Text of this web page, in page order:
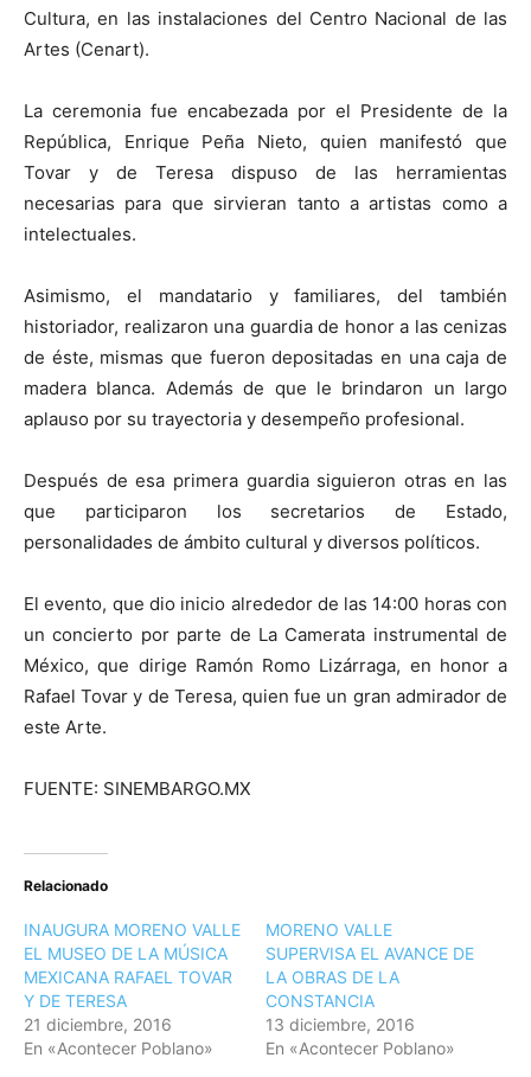
Cultura, en las instalaciones del Centro Nacional de las
Artes (Cenart).
La ceremonia fue encabezada por el Presidente de la
República, Enrique Peña Nieto, quien manifestó que
Tovar y de Teresa dispuso de las herramientas
necesarias para que sirvieran tanto a artistas como a
intelectuales.
Asimismo, el mandatario y familiares, del también
historiador, realizaron una guardia de honor a las cenizas
de éste, mismas que fueron depositadas en una caja de
madera blanca. Además de que le brindaron un largo
aplauso por su trayectoria y desempeño profesional.
Después de esa primera guardia siguieron otras en las
que participaron los secretarios de Estado,
personalidades de ámbito cultural y diversos políticos.
El evento, que dio inicio alrededor de las 14:00 horas con
un concierto por parte de La Camerata instrumental de
México, que dirige Ramón Romo Lizárraga, en honor a
Rafael Tovar y de Teresa, quien fue un gran admirador de
este Arte.
FUENTE: SINEMBARGO.MX
Relacionado
INAUGURA MORENO VALLE
EL MUSEO DE LA MÚSICA
MEXICANA RAFAEL TOVAR
Y DE TERESA
21 diciembre, 2016
En «Acontecer Poblano»
MORENO VALLE
SUPERVISA EL AVANCE DE
LA OBRAS DE LA
CONSTANCIA
13 diciembre, 2016
En «Acontecer Poblano»